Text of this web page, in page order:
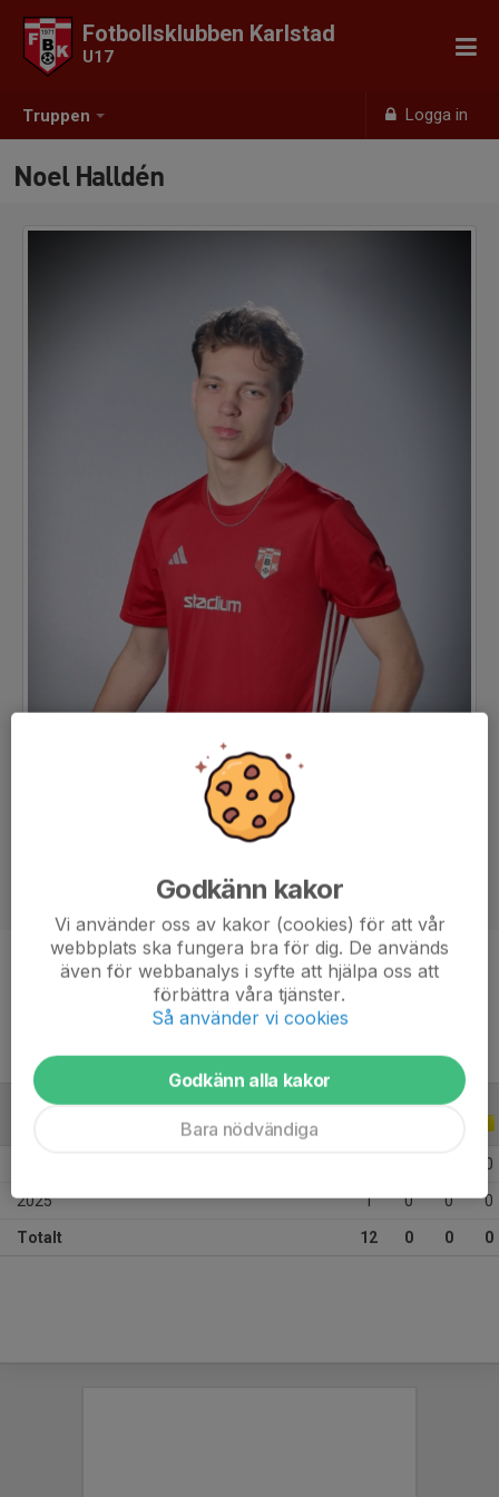
Truppen Logga in
Fotbollsklubben Karlstad
U17
Noel Halldén
17 år
ALLA ÅR
0
2025 1 0 0 0
Totalt 12 0 0 0
Godkänn kakor
Vi använder oss av kakor (cookies) för att vår
webbplats ska fungera bra för dig. De används
även för webbanalys i syfte att hjälpa oss att
förbättra våra tjänster.
Så använder vi cookies
Godkänn alla kakor
Bara nödvändiga